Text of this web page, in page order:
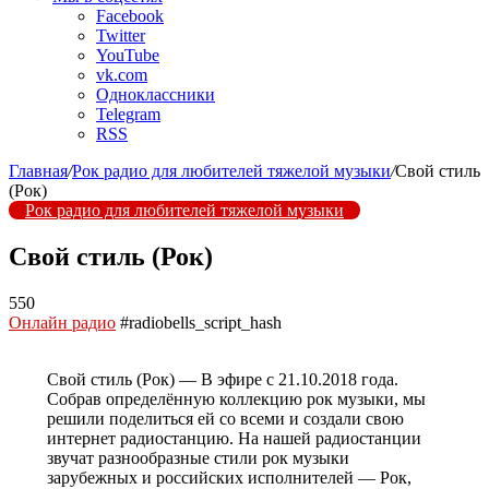
Facebook
Twitter
YouTube
vk.com
Одноклассники
Telegram
RSS
Главная/Рок радио для любителей тяжелой музыки/Свой стиль
(Рок)
Рок радио для любителей тяжелой музыки
Свой стиль (Рок)
550
Онлайн радио #radiobells_script_hash
Свой стиль (Рок) — В эфире с 21.10.2018 года.
Собрав определённую коллекцию рок музыки, мы
решили поделиться ей со всеми и создали свою
интернет радиостанцию. На нашей радиостанции
звучат разнообразные стили рок музыки
зарубежных и российских исполнителей — Рок,